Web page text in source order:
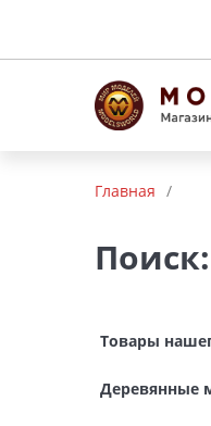
Главная /
Поиск:
Товары
Деревянные